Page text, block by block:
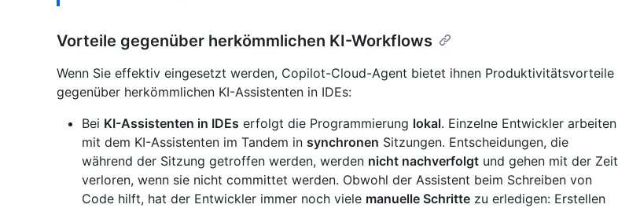
Vorteile gegenüber herkömmlichen KI-Workflows
Wenn Sie effektiv eingesetzt werden, Copilot-Cloud-Agent bietet ihnen Produktivitätsvorteile
gegenüber herkömmlichen KI-Assistenten in IDEs:
Bei KI-Assistenten in IDEs erfolgt die Programmierung lokal. Einzelne Entwickler arbeiten
mit dem KI-Assistenten im Tandem in synchronen Sitzungen. Entscheidungen, die
während der Sitzung getroffen werden, werden nicht nachverfolgt und gehen mit der Zeit
verloren, wenn sie nicht committet werden. Obwohl der Assistent beim Schreiben von
Code hilft, hat der Entwickler immer noch viele manuelle Schritte zu erledigen: Erstellen